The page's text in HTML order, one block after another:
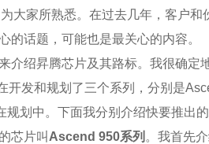
大家所熟悉。在过去几年，客户
的话题，可能也是最关心的内容。
介绍昇腾芯片及其路标。我很确定
开发和规划了三个系列，分别是
划中。下面我分别介绍快要推出
芯片叫 Ascend 950系列 。我首先